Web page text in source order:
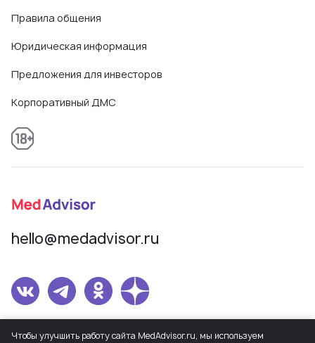
Правила общения
Юридическая информация
Предложения для инвесторов
Корпоративный ДМС
hello@medadvisor.ru
Чтобы улучшить работу сайта MedAdvisor.ru, мы используем